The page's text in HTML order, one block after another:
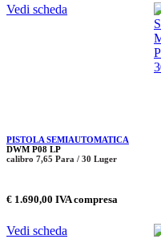
Vedi scheda
PISTOLA SEMIAUTOMATICA
DWM P08 LP
calibro 7,65 Para / 30 Luger
€ 1.690,00 IVA compresa
Vedi scheda